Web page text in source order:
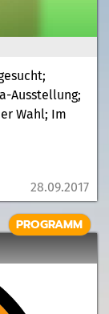
Ausstellung;
Wahl; Im
28.09.2017
PROGRAMM